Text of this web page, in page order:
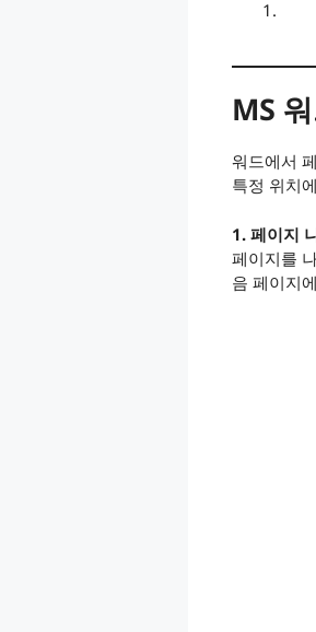
MS
워드에서
특정 위치
1. 페이지
페이지를
음 페이지